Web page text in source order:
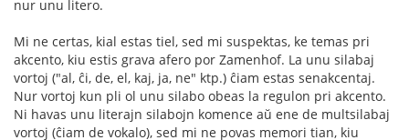
nur unu litero.
Mi ne certas, kial estas tiel, sed mi suspektas, ke temas pri
akcento, kiu estis grava afero por Zamenhof. La unu silabaj
vortoj ("al, ĉi, de, el, kaj, ja, ne" ktp.) ĉiam estas senakcentaj.
Nur vortoj kun pli ol unu silabo obeas la regulon pri akcento.
Ni havas unu literajn silabojn komence aŭ ene de multsilabaj
vortoj (ĉiam de vokalo), sed mi ne povas memori tian, kiu